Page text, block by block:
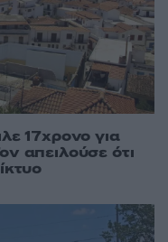
17χρονο για
απειλούσε ότι